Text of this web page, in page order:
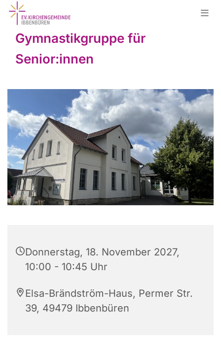
Gymnastikgruppe für
Senior:innen
Donnerstag, 18. November 2027,
10:00 - 10:45 Uhr
Elsa-Brändström-Haus, Permer Str.
39, 49479 Ibbenbüren